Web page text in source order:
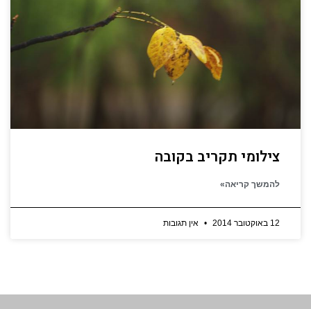
צילומי תקריב בקובה
להמשך קריאה»
12 באוקטובר 2014 אין תגובות